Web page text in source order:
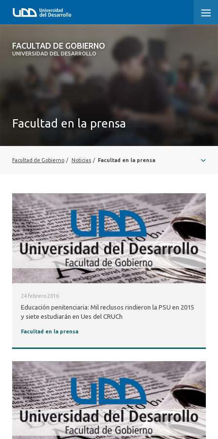
FACULTAD DE GOBIERNO
UNIVERSIDAD DEL DESARROLLO
FACULTAD DE GOBIERNO
Facultad en la prensa
Facultad de Gobierno / Noticias / Facultad en la prensa
24 febrero 2016
Educación penitenciaria: Mil reclusos rindieron la PSU en 2015
y siete estudiarán en Ues del CRUCh
Facultad en la prensa